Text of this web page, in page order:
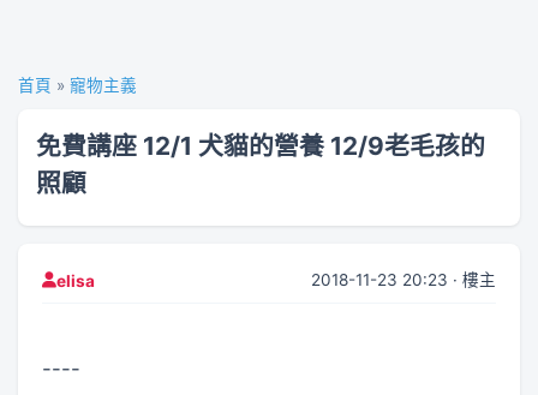
首頁 » 寵物主義
免費講座 12/1 犬貓的營養 12/9老毛孩的
照顧
elisa 2018-11-23 20:23 · 樓主
----